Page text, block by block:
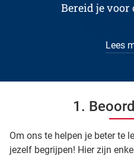
Bereid je voor
Lees
1.
Om ons te helpen je beter te
jezelf begrijpen! Hier zijn